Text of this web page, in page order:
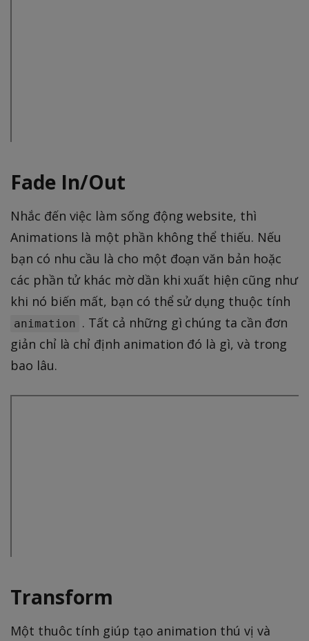
Fade In/Out
Nhắc đến việc làm sống động website, thì
Animations là một phần không thể thiếu. Nếu
bạn có nhu cầu là cho một đoạn văn bản hoặc
các phần tử khác mờ dần khi xuất hiện cũng như
khi nó biến mất, bạn có thể sử dụng thuộc tính
animation . Tất cả những gì chúng ta cần đơn
giản chỉ là chỉ định animation đó là gì, và trong
bao lâu.
Transform
Một thuôc tính giúp tạo animation thú vị và